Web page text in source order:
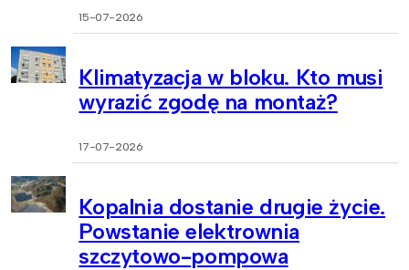
15-07-2026
Klimatyzacja w bloku. Kto musi
wyrazić zgodę na montaż?
17-07-2026
Kopalnia dostanie drugie życie.
Powstanie elektrownia
szczytowo-pompowa